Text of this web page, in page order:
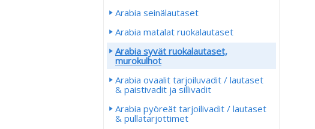
Arabia seinälautaset
Arabia matalat ruokalautaset
Arabia syvät ruokalautaset,
murokulhot
Arabia ovaalit tarjoiluvadit / lautaset
& paistivadit ja sillivadit
Arabia pyöreät tarjoilivadit / lautaset
& pullatarjottimet